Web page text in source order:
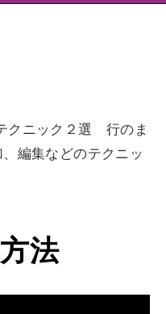
クニック２選 行のま
編集などのテクニッ
法